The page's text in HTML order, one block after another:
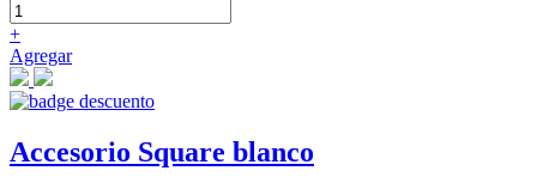
+
Agregar
Accesorio Square blanco